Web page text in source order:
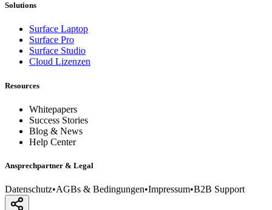
Solutions
Surface Laptop
Surface Pro
Surface Studio
Cloud Lizenzen
Resources
Whitepapers
Success Stories
Blog & News
Help Center
Ansprechpartner & Legal
Datenschutz•AGBs & Bedingungen•Impressum•B2B Support